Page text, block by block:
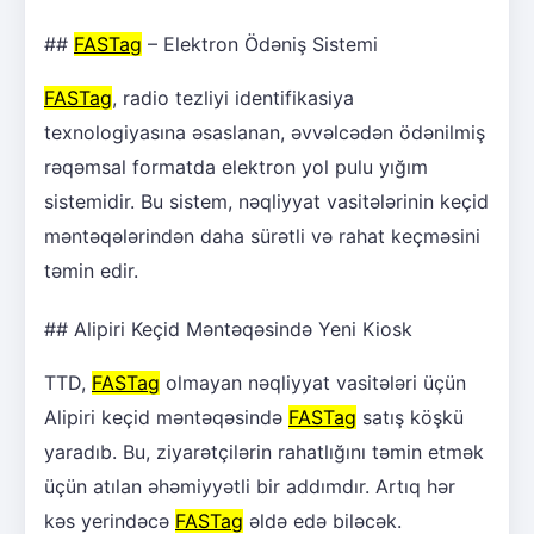
## FASTag – Elektron Ödəniş Sistemi
FASTag, radio tezliyi identifikasiya
texnologiyasına əsaslanan, əvvəlcədən ödənilmiş
rəqəmsal formatda elektron yol pulu yığım
sistemidir. Bu sistem, nəqliyyat vasitələrinin keçid
məntəqələrindən daha sürətli və rahat keçməsini
təmin edir.
## Alipiri Keçid Məntəqəsində Yeni Kiosk
TTD, FASTag olmayan nəqliyyat vasitələri üçün
Alipiri keçid məntəqəsində FASTag satış köşkü
yaradıb. Bu, ziyarətçilərin rahatlığını təmin etmək
üçün atılan əhəmiyyətli bir addımdır. Artıq hər
kəs yerindəcə FASTag əldə edə biləcək.